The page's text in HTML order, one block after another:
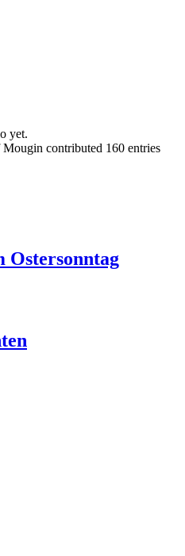
yet.
Mougin contributed 160 entries
Ostersonntag